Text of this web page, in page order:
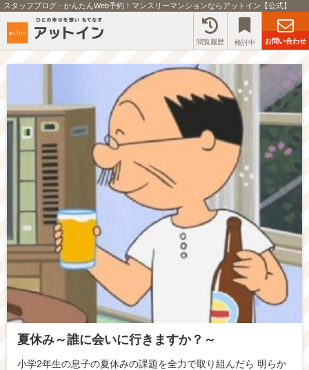
スタッフブログ - かんたんWeb予約！マンスリーマンションならアットイン【公式】
閲覧履歴 検討中 お問い合わせ
夏休み～誰に会いに行きますか？～
小学2年生の息子の夏休みの課題を全力で取り組んだら 明らか